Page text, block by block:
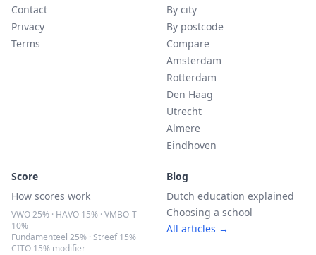
Contact
Privacy
Terms
By city
By postcode
Compare
Amsterdam
Rotterdam
Den Haag
Utrecht
Almere
Eindhoven
Score
How scores work
VWO 25% · HAVO 15% · VMBO-T
10%
Fundamenteel 25% · Streef 15%
CITO 15% modifier
Blog
Dutch education explained
Choosing a school
All articles →